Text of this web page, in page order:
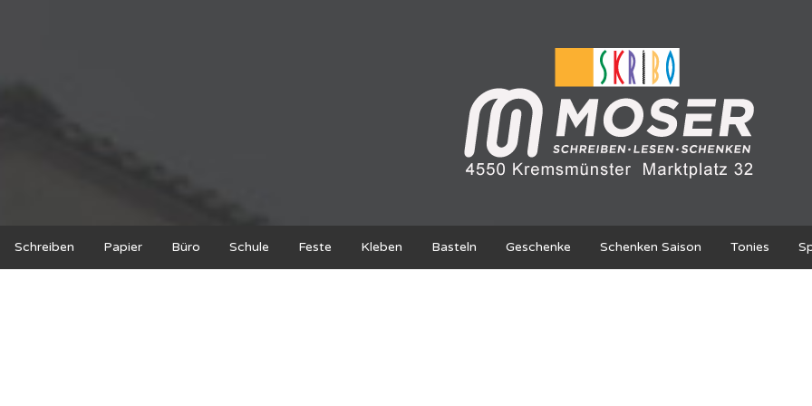
Schreiben Papier Büro Schule Feste Kleben Basteln Geschenke Schenken Saison Tonies